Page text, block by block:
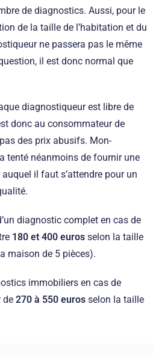
de diagnostics. Aussi, pour le
de la taille de l’habitation et du
ne passera pas le même
il est donc normal que
diagnostiqueur est libre de
donc au consommateur de
des prix abusifs. Mon-
tenté néanmoins de fournir une
il faut s’attendre pour un
diagnostic complet en cas de
180 et 400 euros selon la taille
maison de 5 pièces).
immobiliers en cas de
de 270 à 550 euros selon la taille